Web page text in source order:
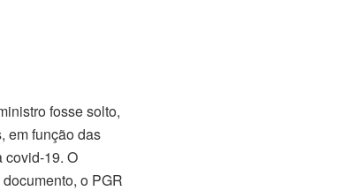
fosse solto,
em função das
covid-19. O
o PGR